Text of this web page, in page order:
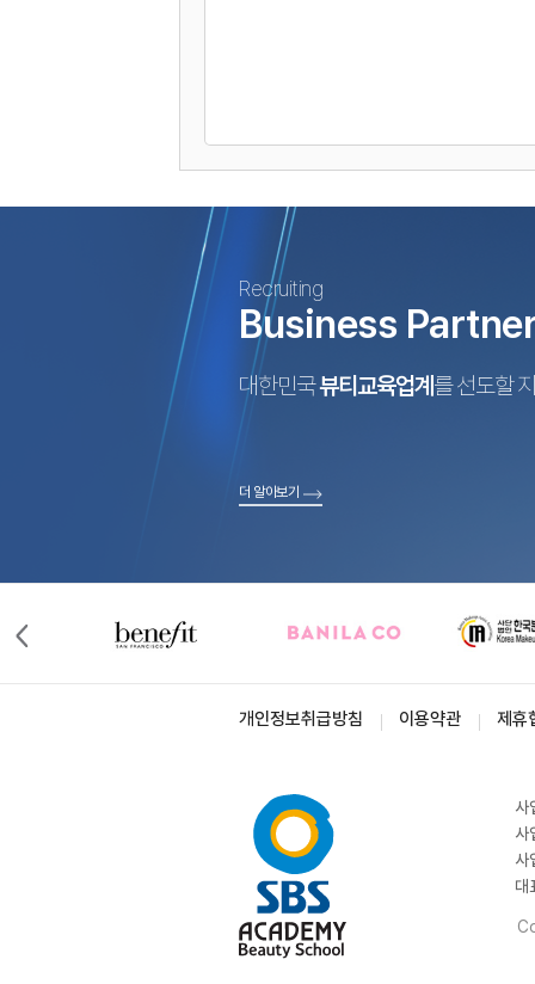
Recruiting
Business
대한민국뷰티교육업계 를 선도할
더 알아보기
개인정보취급방침 이용약관 제휴
사
사
사
대